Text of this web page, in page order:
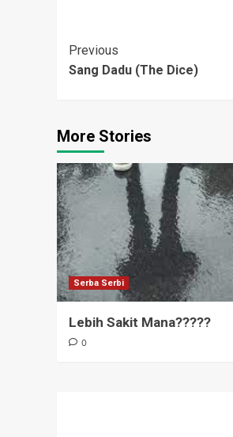
Post
Navigation
Previous
Sang Dadu (The Dice)
More Stories
Serba Serbi
Lebih Sakit Mana?????
0